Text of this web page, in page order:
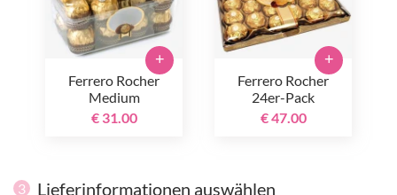
Ferrero Rocher
Medium
€ 31.00
+
Ferrero Rocher
24er-Pack
€ 47.00
+
3 Lieferinformationen auswählen